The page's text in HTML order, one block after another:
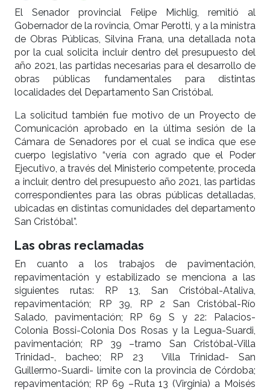
El Senador provincial Felipe Michlig, remitió al
Gobernador de la rovincia, Omar Perotti, y a la ministra
de Obras Públicas, Silvina Frana, una detallada nota
por la cual solicita incluir dentro del presupuesto del
año 2021, las partidas necesarias para el desarrollo de
obras públicas fundamentales para distintas
localidades del Departamento San Cristóbal.
La solicitud también fue motivo de un Proyecto de
Comunicación aprobado en la última sesión de la
Cámara de Senadores por el cual se indica que ese
cuerpo legislativo “vería con agrado que el Poder
Ejecutivo, a través del Ministerio competente, proceda
a incluir, dentro del presupuesto año 2021, las partidas
correspondientes para las obras públicas detalladas,
ubicadas en distintas comunidades del departamento
San Cristóbal”.
Las obras reclamadas
En cuanto a los trabajos de pavimentación,
repavimentación y estabilizado se menciona a las
siguientes rutas: RP 13, San Cristóbal-Ataliva,
repavimentación; RP 39, RP 2 San Cristóbal-Río
Salado, pavimentación; RP 69 S y 22: Palacios-
Colonia Bossi-Colonia Dos Rosas y la Legua-Suardi,
pavimentación; RP 39 –tramo San Cristóbal-Villa
Trinidad-, bacheo; RP 23 Villa Trinidad- San
Guillermo-Suardi- límite con la provincia de Córdoba;
repavimentación; RP 69 –Ruta 13 (Virginia) a Moisés